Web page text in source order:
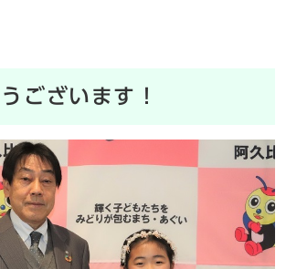
ございます！